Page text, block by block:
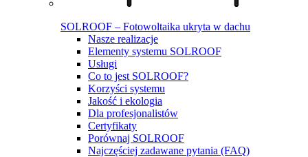
SOLROOF – Fotowoltaika ukryta w dachu
Nasze realizacje
Elementy systemu SOLROOF
Usługi
Co to jest SOLROOF?
Korzyści systemu
Jakość i ekologia
Dla profesjonalistów
Certyfikaty
Porównaj SOLROOF
Najczęściej zadawane pytania (FAQ)